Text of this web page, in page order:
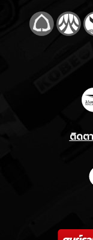
ติดต